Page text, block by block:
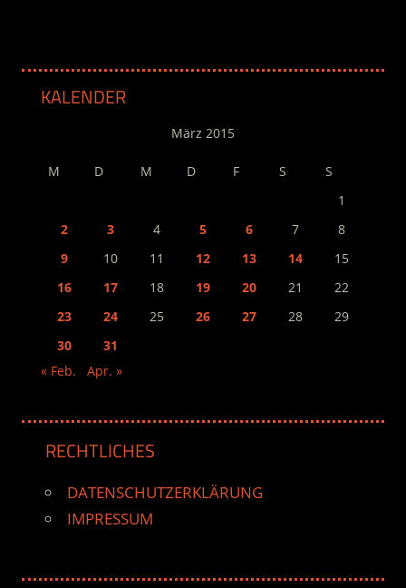
KALENDER
März 2015
M D M D F S
S
1
2
3 4 5 6 7
8
9
10 11 12 13 14
15
16
17 18 19 20 21
22
23
24 25 26 27 28
29
30
31
« Feb.
Apr. »
RECHTLICHES
DATENSCHUTZERKLÄRUNG
IMPRESSUM